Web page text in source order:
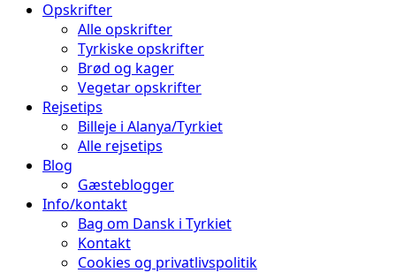
Opskrifter
Alle opskrifter
Tyrkiske opskrifter
Brød og kager
Vegetar opskrifter
Rejsetips
Billeje i Alanya/Tyrkiet
Alle rejsetips
Blog
Gæsteblogger
Info/kontakt
Bag om Dansk i Tyrkiet
Kontakt
Cookies og privatlivspolitik